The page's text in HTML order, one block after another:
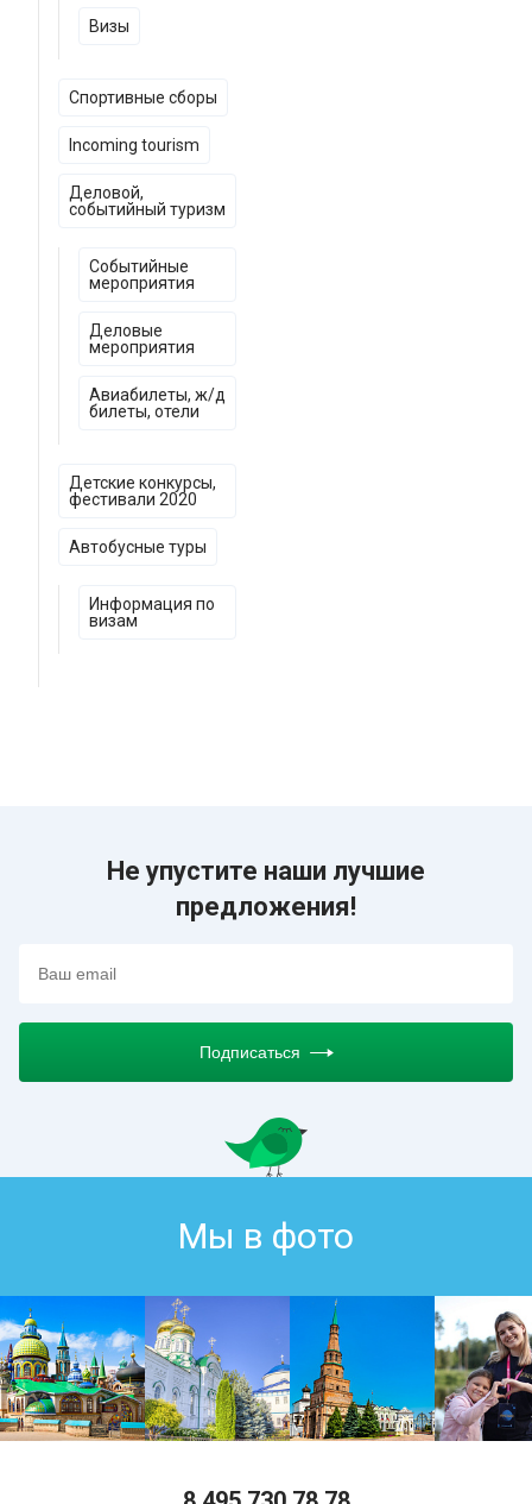
Визы
Спортивные сборы
Incoming tourism
Деловой,
событийный туризм
Событийные
мероприятия
Деловые
мероприятия
Авиабилеты, ж/д
билеты, отели
Детские конкурсы,
фестивали 2020
Автобусные туры
Информация по
визам
Не упустите наши лучшие
предложения!
Подписаться
Мы в фото